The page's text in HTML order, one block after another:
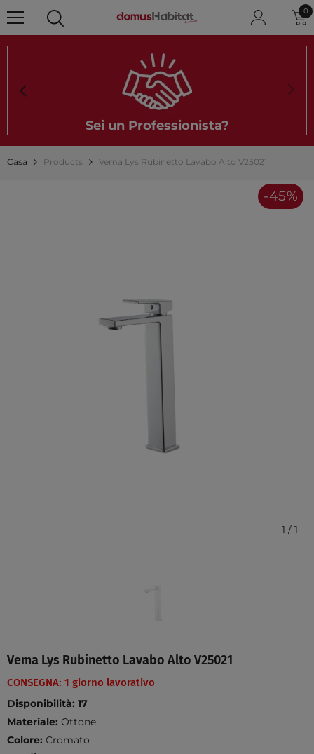
00
Sei un Professionista?
Casa Products Vema Lys Rubinetto Lavabo Alto V25021
-45%
1 / 1
Vema Lys Rubinetto Lavabo Alto V25021
CONSEGNA: 1 giorno lavorativo
Disponibilità: 17
Materiale: Ottone
Colore: Cromato